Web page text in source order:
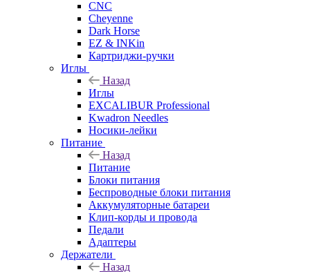
CNC
Cheyenne
Dark Horse
EZ & INKin
Картриджи-ручки
Иглы
Назад
Иглы
EXCALIBUR Professional
Kwadron Needles
Носики-лейки
Питание
Назад
Питание
Блоки питания
Беспроводные блоки питания
Аккумуляторные батареи
Клип-корды и провода
Педали
Адаптеры
Держатели
Назад